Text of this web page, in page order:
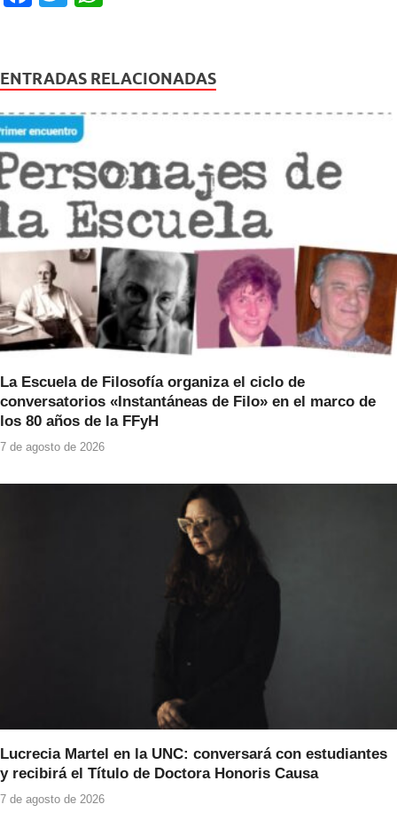
e
b
o
o
k
er s
A
p
ENTRADAS RELACIONADAS
La Escuela de Filosofía organiza el ciclo de
conversatorios «Instantáneas de Filo» en el marco de
los 80 años de la FFyH
7 de agosto de 2026
Lucrecia Martel en la UNC: conversará con estudiantes
y recibirá el Título de Doctora Honoris Causa
7 de agosto de 2026